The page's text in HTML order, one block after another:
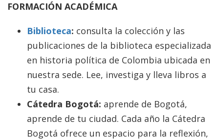
FORMACIÓN ACADÉMICA
Biblioteca: consulta la colección y las
publicaciones de la biblioteca especializada
en historia política de Colombia ubicada en
nuestra sede. Lee, investiga y lleva libros a
tu casa.
Cátedra Bogotá: aprende de Bogotá,
aprende de tu ciudad. Cada año la Cátedra
Bogotá ofrece un espacio para la reflexión,